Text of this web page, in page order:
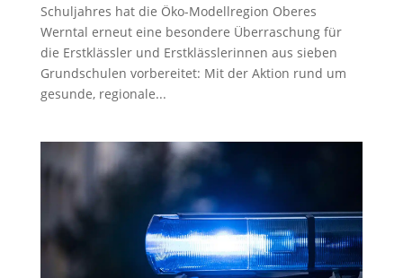
Schuljahres hat die Öko-Modellregion Oberes
Werntal erneut eine besondere Überraschung für
die Erstklässler und Erstklässlerinnen aus sieben
Grundschulen vorbereitet: Mit der Aktion rund um
gesunde, regionale...